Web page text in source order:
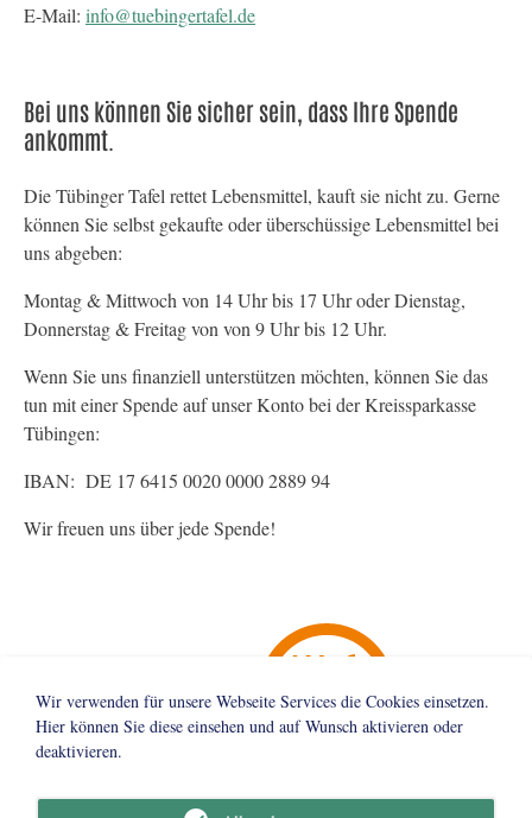
E-Mail: info@tuebingertafel.de
Bei uns können Sie sicher sein, dass Ihre Spende
ankommt.
Die Tübinger Tafel rettet Lebensmittel, kauft sie nicht zu. Gerne
können Sie selbst gekaufte oder überschüssige Lebensmittel bei
uns abgeben:
Montag & Mittwoch von 14 Uhr bis 17 Uhr oder Dienstag,
Donnerstag & Freitag von von 9 Uhr bis 12 Uhr.
Wenn Sie uns finanziell unterstützen möchten, können Sie das
tun mit einer Spende auf unser Konto bei der Kreissparkasse
Tübingen:
IBAN: DE 17 6415 0020 0000 2889 94
Wir freuen uns über jede Spende!
Wir verwenden für unsere Webseite Services die Cookies einsetzen.
Hier können Sie diese einsehen und auf Wunsch aktivieren oder
deaktivieren.